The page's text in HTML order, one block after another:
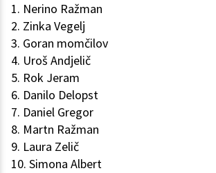
1. Nerino Ražman
2. Zinka Vegelj
3. Goran momčilov
4. Uroš Andjelič
5. Rok Jeram
6. Danilo Delopst
7. Daniel Gregor
8. Martn Ražman
9. Laura Zelič
10. Simona Albert